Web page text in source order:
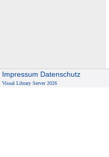
Impressum Datenschutz
Visual Library Server 2026